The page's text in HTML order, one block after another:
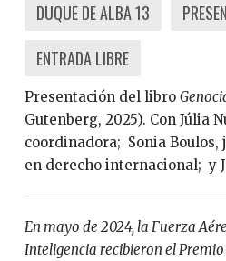
DUQUE DE ALBA 13
ENTRADA LIBRE
Presentación del libro
Gutenberg, 2025). Con Júlia
coordinadora; Sonia
en derecho internacional; y
En mayo de 2024, la Fuerza
Inteligencia recibieron el